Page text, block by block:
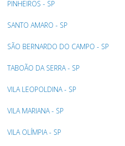
PINHEIROS - SP
SANTO AMARO - SP
SÃO BERNARDO DO CAMPO - SP
TABOÃO DA SERRA - SP
VILA LEOPOLDINA - SP
VILA MARIANA - SP
VILA OLÍMPIA - SP